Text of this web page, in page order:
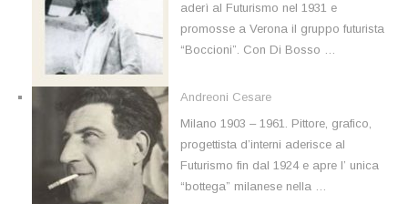
aderì al Futurismo nel 1931 e
promosse a Verona il gruppo futurista
“Boccioni”. Con Di Bosso …
Andreoni Cesare
Milano 1903 – 1961. Pittore, grafico,
progettista d’interni aderisce al
Futurismo fin dal 1924 e apre l’ unica
“bottega” milanese nella …